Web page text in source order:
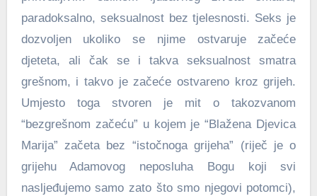
paradoksalno, seksualnost bez tjelesnosti. Seks je
dozvoljen ukoliko se njime ostvaruje začeće
djeteta, ali čak se i takva seksualnost smatra
grešnom, i takvo je začeće ostvareno kroz grijeh.
Umjesto toga stvoren je mit o takozvanom
“bezgrešnom začeću” u kojem je “Blažena Djevica
Marija” začeta bez “istočnoga grijeha” (riječ je o
grijehu Adamovog neposluha Bogu koji svi
nasljeđujemo samo zato što smo njegovi potomci),